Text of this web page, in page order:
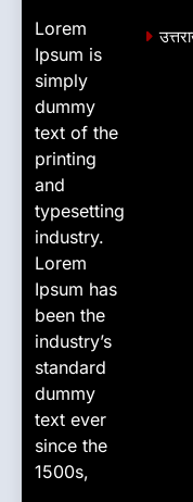
Lorem
Ipsum is
simply
dummy
text of the
printing
and
typesetting
industry.
Lorem
Ipsum has
been the
industry’s
standard
dummy
text ever
since the
1500s,